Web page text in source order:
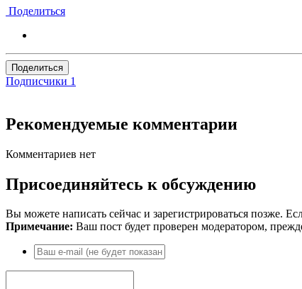
Поделиться
Поделиться
Подписчики 1
Рекомендуемые комментарии
Комментариев нет
Присоединяйтесь к обсуждению
Вы можете написать сейчас и зарегистрироваться позже.
Примечание: Ваш пост будет проверен модератором,